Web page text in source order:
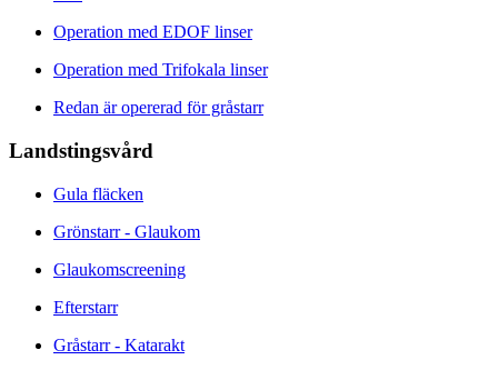
Operation med EDOF linser
Operation med Trifokala linser
Redan är opererad för gråstarr
Landstingsvård
Gula fläcken
Grönstarr - Glaukom
Glaukomscreening
Efterstarr
Gråstarr - Katarakt